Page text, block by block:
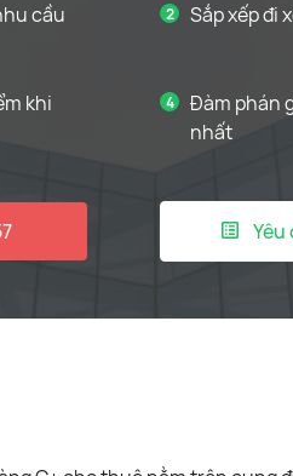
cầu
Sắp xếp đi
khi
Đàm phán
nhất
Yêu